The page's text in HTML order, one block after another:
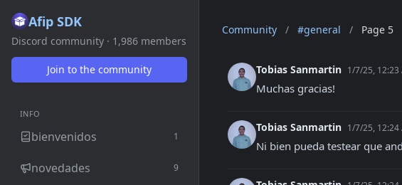
Afip SDK
Discord community · 1,986 members
Join to the community
INFO
bienvenidos 1
novedades 9
Community / #general / Page 5
Tobias Sanmartin 1/7/25, 12:23
Muchas gracias!
Tobias Sanmartin 1/7/25, 12:24
Ni bien pueda testear que